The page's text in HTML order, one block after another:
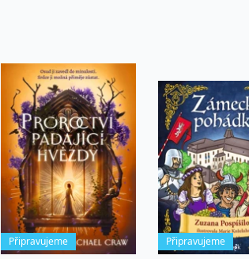
Připravujeme Připravujeme